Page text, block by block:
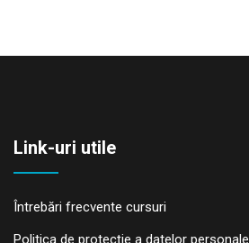
Link-uri utile
Întrebări frecvente cursuri
Politica de protecţie a datelor personale